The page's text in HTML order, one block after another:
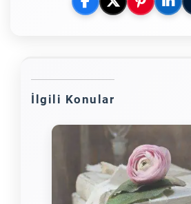
İlgili Konular